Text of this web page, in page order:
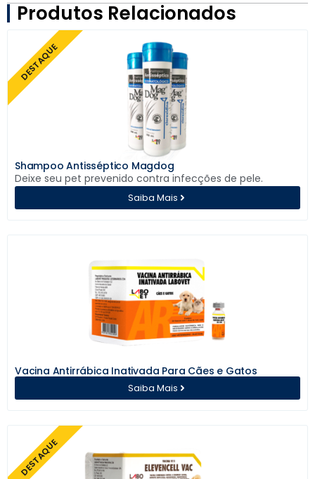
Produtos Relacionados
DESTAQUE
Saiba Mais
Shampoo Antisséptico Magdog
Deixe seu pet prevenido contra infecções de pele.
Saiba Mais
Vacina Antirrábica Inativada Para Cães e Gatos
DESTAQUE